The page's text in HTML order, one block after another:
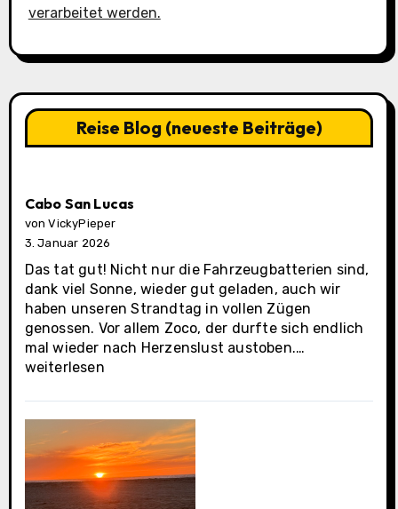
verarbeitet werden.
Reise Blog (neueste Beiträge)
Cabo San Lucas
von VickyPieper
3. Januar 2026
Das tat gut! Nicht nur die Fahrzeugbatterien sind,
dank viel Sonne, wieder gut geladen, auch wir
haben unseren Strandtag in vollen Zügen
genossen. Vor allem Zoco, der durfte sich endlich
mal wieder nach Herzenslust austoben.…
weiterlesen